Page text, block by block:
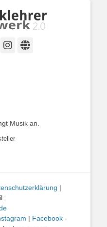
und Musikpädagogen in
Wiesbaden
YouTube
Instagram
Website
Musik an.
eller
|
| Facebook -